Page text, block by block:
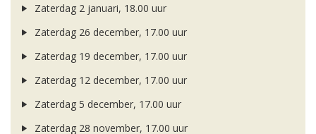
Zaterdag 2 januari, 18.00 uur
Zaterdag 26 december, 17.00 uur
Zaterdag 19 december, 17.00 uur
Zaterdag 12 december, 17.00 uur
Zaterdag 5 december, 17.00 uur
Zaterdag 28 november, 17.00 uur